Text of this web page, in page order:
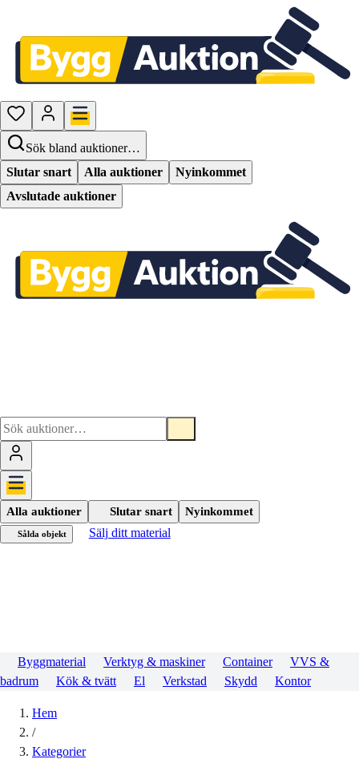
Sök bland auktioner…
Slutar snart
Alla auktioner
Nyinkommet
Avslutade auktioner
Alla auktioner Slutar snart Nyinkommet
Sålda objekt Sälj ditt material
Byggmaterial Verktyg & maskiner Container
VVS &
badrum
Kök & tvätt El Verkstad Skydd Kontor
Hem
/
Kategorier